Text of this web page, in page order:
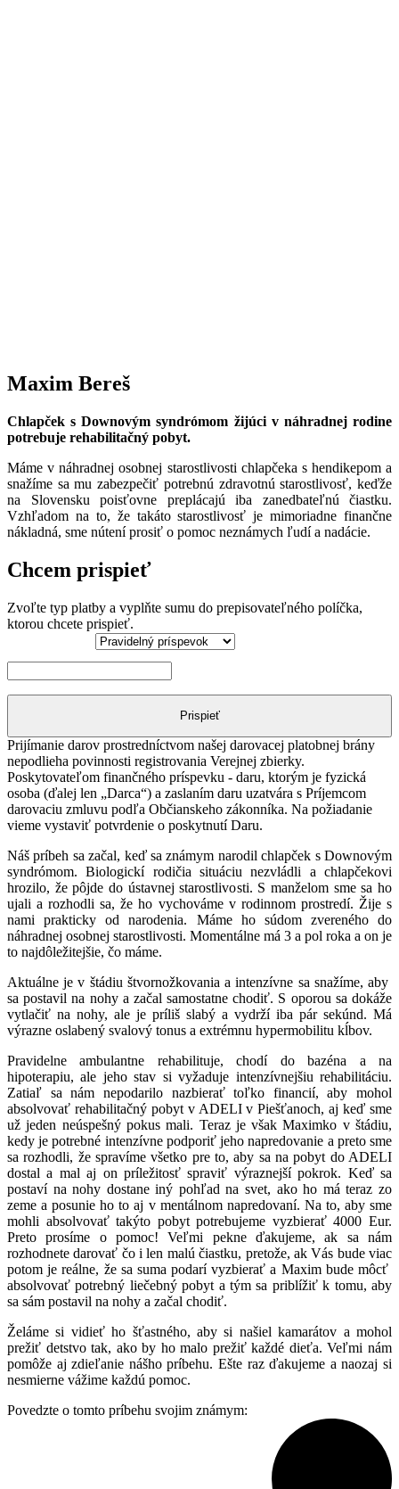
Maxim Bereš
Chlapček s Downovým syndrómom žijúci v náhradnej rodine
potrebuje rehabilitačný pobyt.
Máme v náhradnej osobnej starostlivosti chlapčeka s hendikepom a
snažíme sa mu zabezpečiť potrebnú zdravotnú starostlivosť, keďže
na Slovensku poisťovne preplácajú iba zanedbateľnú čiastku.
Vzhľadom na to, že takáto starostlivosť je mimoriadne finančne
nákladná, sme nútení prosiť o pomoc neznámych ľudí a nadácie.
Chcem prispieť
Zvoľte typ platby a vyplňte sumu do prepisovateľného políčka,
ktorou chcete prispieť.
množstvo
Prispieť
Prijímanie darov prostredníctvom našej darovacej platobnej brány
nepodlieha povinnosti registrovania Verejnej zbierky.
Poskytovateľom finančného príspevku - daru, ktorým je fyzická
osoba (ďalej len „Darca“) a zaslaním daru uzatvára s Príjemcom
darovaciu zmluvu podľa Občianskeho zákonníka. Na požiadanie
vieme vystaviť potvrdenie o poskytnutí Daru.
Náš príbeh sa začal, keď sa známym narodil chlapček s Downovým
syndrómom. Biologickí rodičia situáciu nezvládli a chlapčekovi
hrozilo, že pôjde do ústavnej starostlivosti. S manželom sme sa ho
ujali a rozhodli sa, že ho vychováme v rodinnom prostredí. Žije s
nami prakticky od narodenia. Máme ho súdom zvereného do
náhradnej osobnej starostlivosti. Momentálne má 3 a pol roka a on je
to najdôležitejšie, čo máme.
Aktuálne je v štádiu štvornožkovania a intenzívne sa snažíme, aby
sa postavil na nohy a začal samostatne chodiť. S oporou sa dokáže
vytlačiť na nohy, ale je príliš slabý a vydrží iba pár sekúnd. Má
výrazne oslabený svalový tonus a extrémnu hypermobilitu kĺbov.
Pravidelne ambulantne rehabilituje, chodí do bazéna a na
hipoterapiu, ale jeho stav si vyžaduje intenzívnejšiu rehabilitáciu.
Zatiaľ sa nám nepodarilo nazbierať toľko financií, aby mohol
absolvovať rehabilitačný pobyt v ADELI v Piešťanoch, aj keď sme
už jeden neúspešný pokus mali. Teraz je však Maximko v štádiu,
kedy je potrebné intenzívne podporiť jeho napredovanie a preto sme
sa rozhodli, že spravíme všetko pre to, aby sa na pobyt do ADELI
dostal a mal aj on príležitosť spraviť výraznejší pokrok. Keď sa
postaví na nohy dostane iný pohľad na svet, ako ho má teraz zo
zeme a posunie ho to aj v mentálnom napredovaní. Na to, aby sme
mohli absolvovať takýto pobyt potrebujeme vyzbierať 4000 Eur.
Preto prosíme o pomoc! Veľmi pekne ďakujeme, ak sa nám
rozhodnete darovať čo i len malú čiastku, pretože, ak Vás bude viac
potom je reálne, že sa suma podarí vyzbierať a Maxim bude môcť
absolvovať potrebný liečebný pobyt a tým sa priblížiť k tomu, aby
sa sám postavil na nohy a začal chodiť.
Želáme si vidieť ho šťastného, aby si našiel kamarátov a mohol
prežiť detstvo tak, ako by ho malo prežiť každé dieťa. Veľmi nám
pomôže aj zdieľanie nášho príbehu. Ešte raz ďakujeme a naozaj si
nesmierne vážime každú pomoc.
Povedzte o tomto príbehu svojim známym: